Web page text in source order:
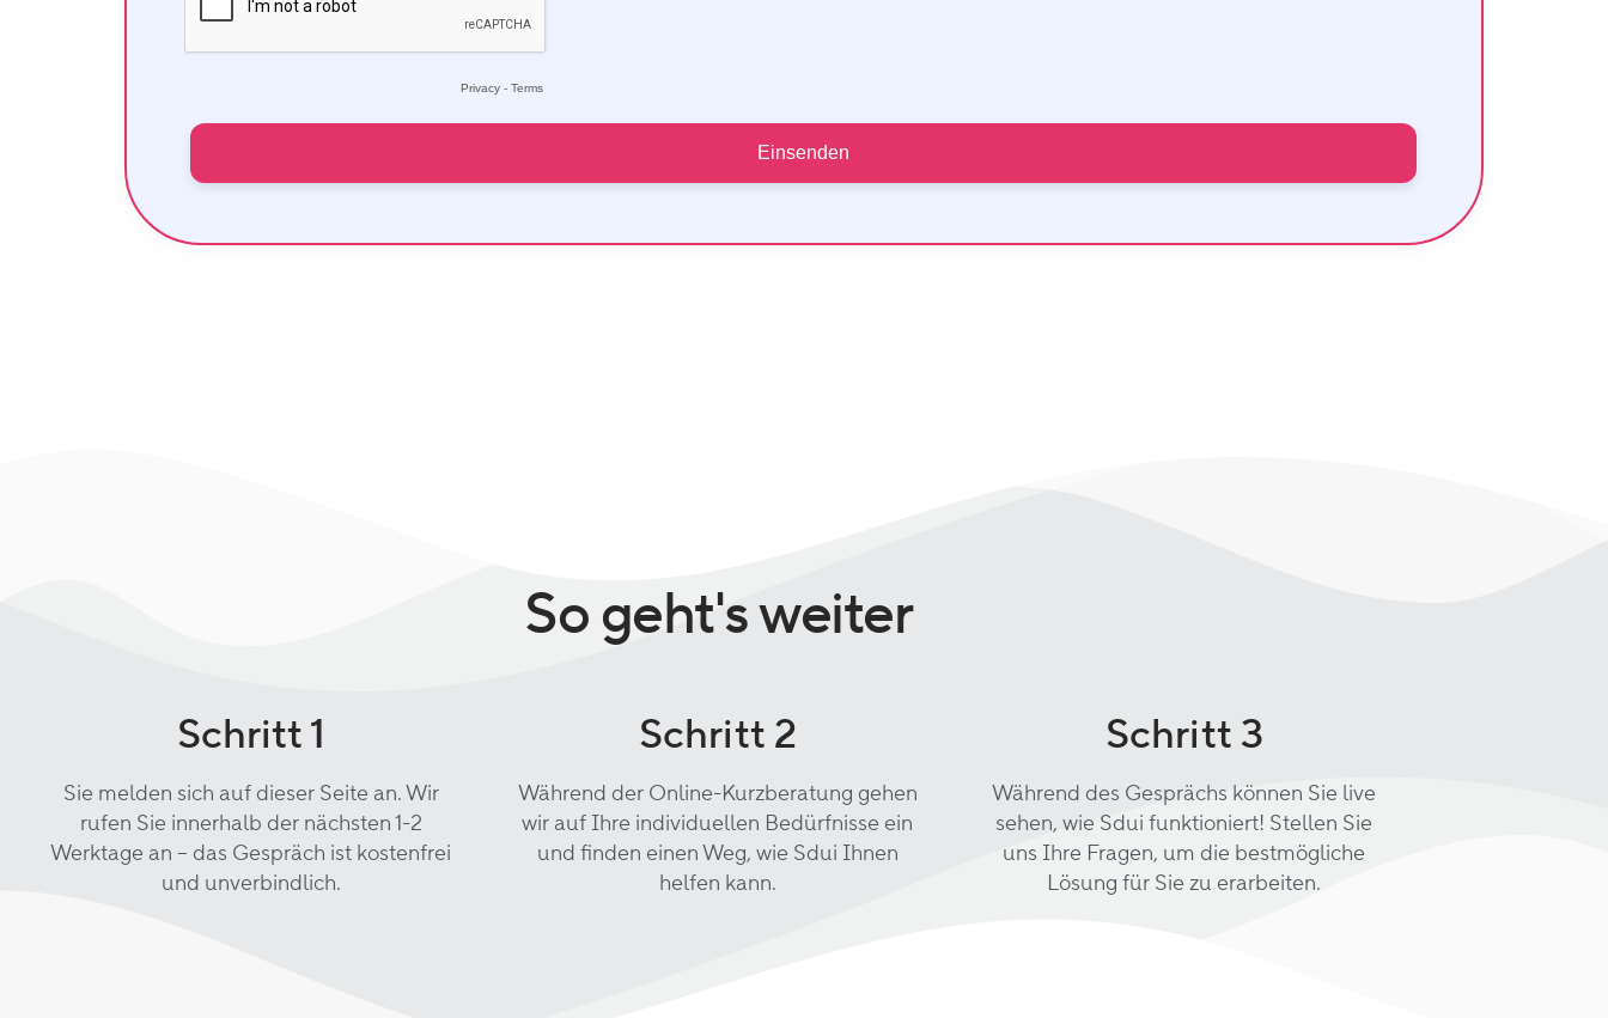
So geht's weiter
Schritt 1
Sie melden sich auf dieser Seite an. Wir
rufen Sie innerhalb der nächsten 1-2
Werktage an – das Gespräch ist kostenfrei
und unverbindlich.
Schritt 2
Während der Online-Kurzberatung gehen
wir auf Ihre individuellen Bedürfnisse ein
und finden einen Weg, wie Sdui Ihnen
helfen kann.
Schritt 3
Während des Gesprächs können Sie live
sehen, wie Sdui funktioniert! Stellen Sie
uns Ihre Fragen, um die bestmögliche
Lösung für Sie zu erarbeiten.